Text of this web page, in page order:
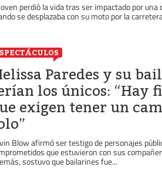
perdió la vida tras ser impactado por una
se desplazaba con su moto por la
Paredes y su
los únicos: “Hay
exigen tener un
Blow afirmó ser testigo de personajes
que estuvieron con sus
sostuvo que bailarines fue...